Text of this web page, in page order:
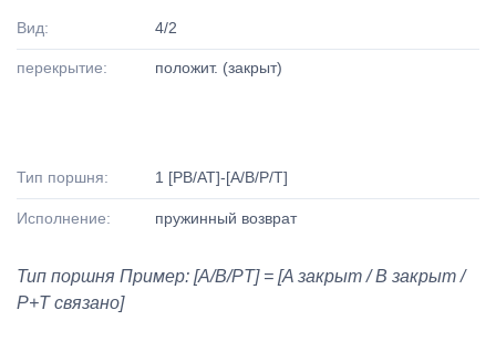
Вид: 4/2
перекрытие: положит. (закрыт)
Тип поршня: 1 [PB/AT]-[A/B/P/T]
Исполнение: пружинный возврат
Тип поршня Пример: [A/B/PT] = [A закрыт / B закрыт /
P+T связано]